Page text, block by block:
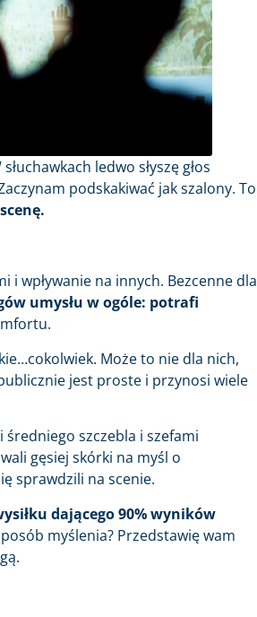
ledwo słyszę głos
podskakiwać jak szalony. To
i wpływanie na innych. Bezcenne dla
umysłu w ogóle: potrafi
Może to nie dla nich,
jest proste i przynosi wiele
szczebla i szefami
gęsiej skórki na myśl o
sprawdzili na scenie.
dającego 90% wyników
myślenia? Przedstawię wam